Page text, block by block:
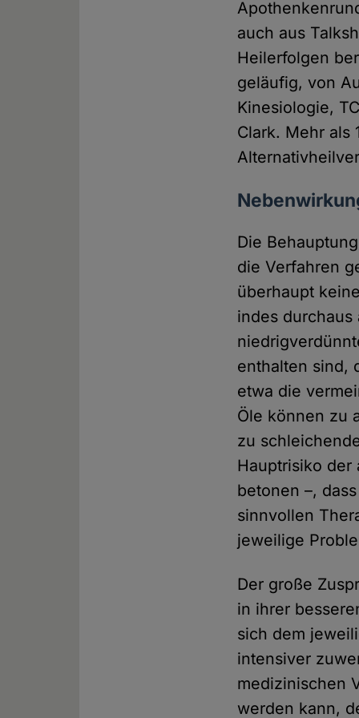
auch aus
Heilerfolgen
geläufig, von
Kinesiologie,
Clark. Mehr als
Die
die Verfahren
überhaupt
indes
enthalten sind,
etwa die
Öle können zu
zu
Hauptrisiko der
betonen –,
sinnvollen
jeweilige
Der große
in ihrer
sich dem
intensiver
medizinischen
werden kann,